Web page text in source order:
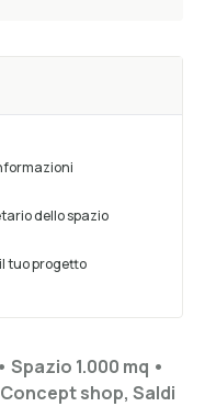
Spazio 1.000 mq •
shop, Saldi
dello spazio
tuo progetto